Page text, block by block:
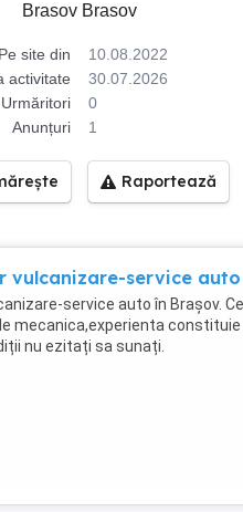
Brasov Brasov
Pe site din
10.08.2022
activitate
30.07.2026
Urmăritori
0
Anunțuri
1
Raportează
vulcanizare-service auto
service auto în Brașov.
mecanica,experienta constituie
nu ezitați sa sunați.